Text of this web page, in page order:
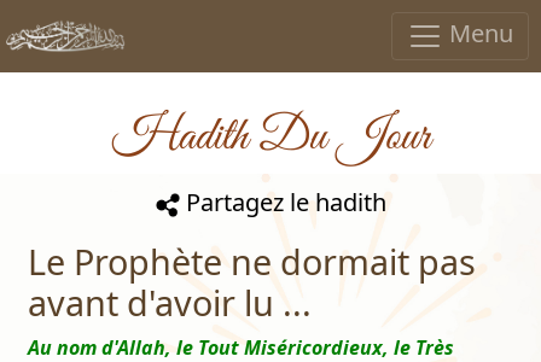
Menu
Hadith Du Jour
Partagez le hadith
Le Prophète ne dormait pas
avant d'avoir lu ...
Au nom d'Allah, le Tout Miséricordieux, le Très